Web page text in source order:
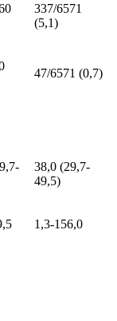
337/6571
(5,1)
47/6571 (0,7)
38,0 (29,7-
49,5)
1,3-156,0